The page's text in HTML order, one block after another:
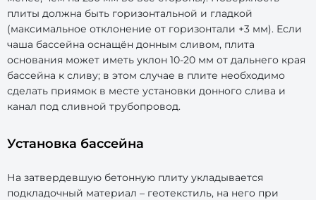
плиты должна быть горизонтальной и гладкой
(максимальное отклонение от горизонтали +3 мм). Если
чаша бассейна оснащён донным сливом, плита
основания может иметь уклон 10-20 мм от дальнего края
бассейна к сливу; в этом случае в плите необходимо
сделать приямок в месте установки донного слива и
канал под сливной трубопровод.
Установка бассейна
На затвердевшую бетонную плиту укладывается
подкладочный материал – геотекстиль, на него при